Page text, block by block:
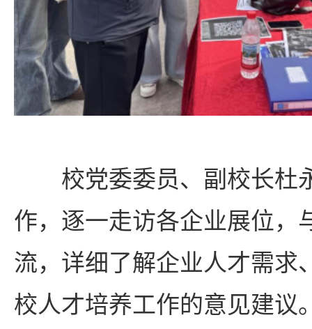
校党委委员、副校长杜
作，逐一走访各企业展位，
流，详细了解企业人才需求
校人才培养工作的意见建议